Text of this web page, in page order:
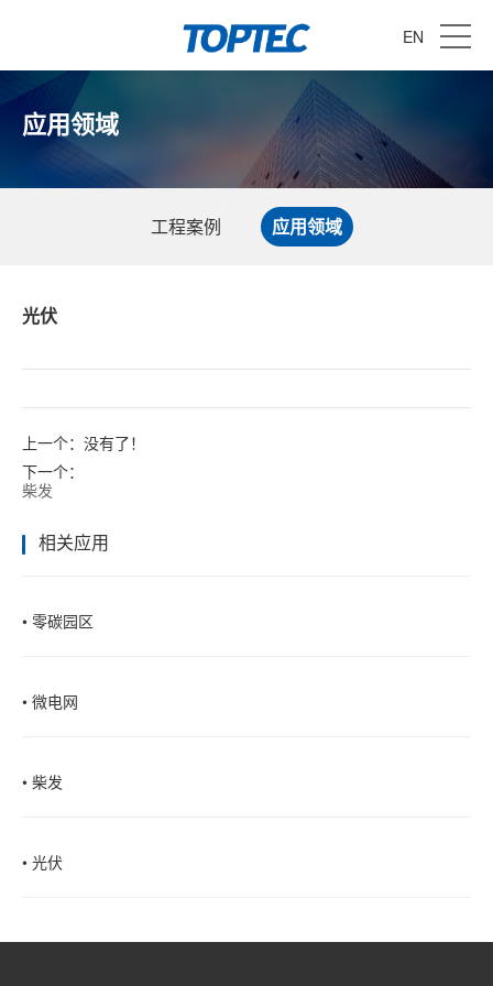
EN
应用领域
工程案例 应用领域
光伏
上一个：没有了！
下一个：
柴发
相关应用
• 零碳园区
• 微电网
• 柴发
• 光伏